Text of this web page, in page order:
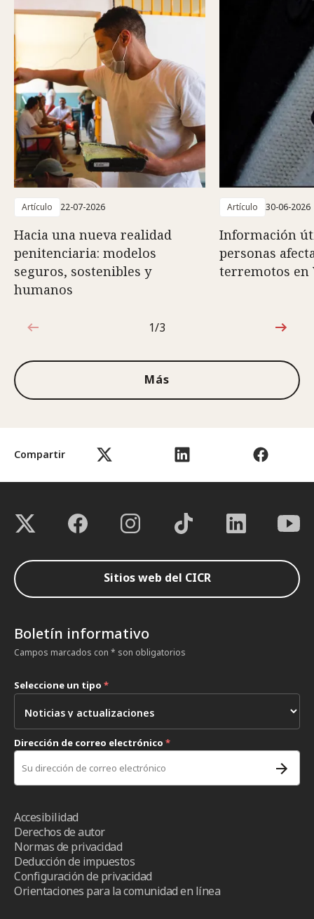
Compartir
Artículo 22-07-2026
Hacia una nueva realidad
penitenciaria: modelos
seguros, sostenibles y
humanos
Artículo 30-06-2026
Información
personas
terremotos en
1de3
1/3
Más
Sitios web del CICR
Boletín informativo
Campos marcados con * son obligatorios
Seleccione un tipo *
Dirección de correo electrónico *
Accesibilidad
Derechos de autor
Normas de privacidad
Deducción de impuestos
Configuración de privacidad
Orientaciones para la comunidad en línea